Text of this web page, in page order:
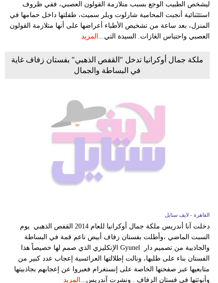
ليشخص الطبيب الوجع بسبب متلازمة القولون العصبي، ففي ظروف
استئثنائية أنجبت المحامية شارلوت ويلر سميث، طفلتها داخل حمامها في
المنزل، بعد ساعة من تشخيص الأطباء أعراضها على أنها متلازمة القولون
العصبي واحتباس الغازات. السيدة التي... المزيد
ملكة جمال أوكرانيا تدخل "القفص الذهبي" بفستان زفاف غاية
في البساطة والجمال
القاهرة - لايف ستايل
دخلت آنا أندريس ملكة جمال أوكرانيا للعام 2014 القفص الذهبي يوم
السبت الماضي ،وأطلت بفستان زفاف أبيض ناعم قمة في البساطة
والجاذبية من تصميم دار Gyunel الإنكليزي الذي صمم لها خصيصاً هذا
الفستان بناء على طلبها، ونالت إطلالتها العرائسية إعجاب عدد كبير من
متابعيها عبر صفحتها الخاصة على إنستغرام فعبروا عن إعجابهم بجاذبيتها
وأنوثتها في فستان الزفاف . ونشرت آندريس...
المزيد